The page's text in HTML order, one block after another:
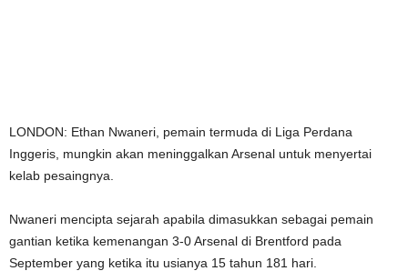
LONDON: Ethan Nwaneri, pemain termuda di Liga Perdana
Inggeris, mungkin akan meninggalkan Arsenal untuk menyertai
kelab pesaingnya.
Nwaneri mencipta sejarah apabila dimasukkan sebagai pemain
gantian ketika kemenangan 3-0 Arsenal di Brentford pada
September yang ketika itu usianya 15 tahun 181 hari.